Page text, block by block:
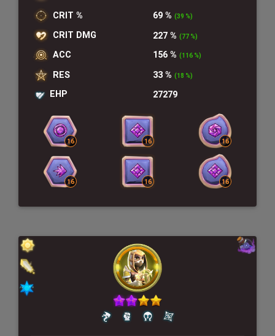
CRIT % 69 % (39 %)
CRIT DMG 227 % (77 %)
ACC 156 % (116 %)
RES 33 % (18 %)
EHP 27279